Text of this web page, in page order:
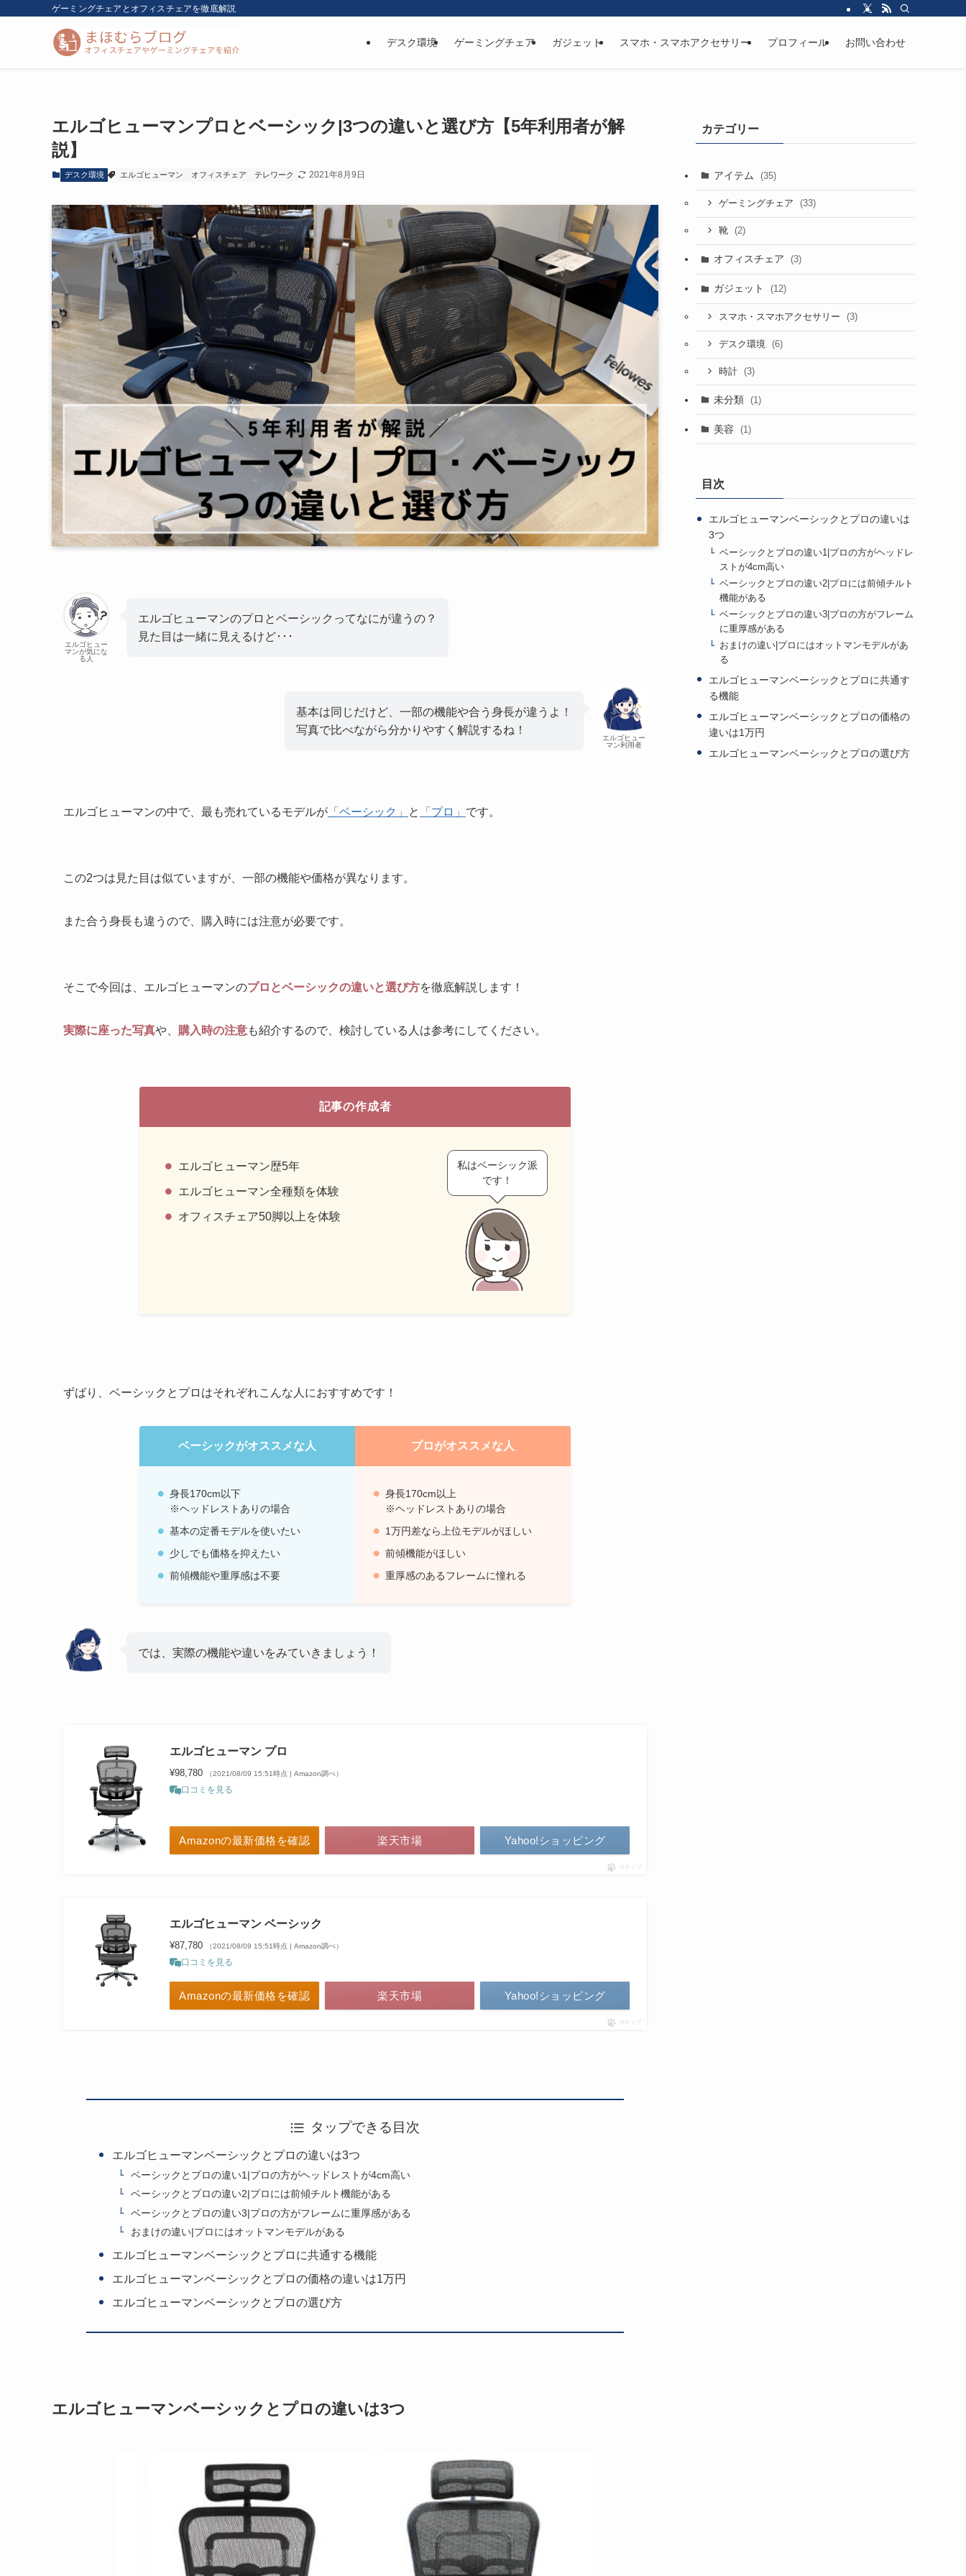
ゲーミングチェアとオフィスチェアを徹底解説
デスク環境 ゲーミングチェア ガジェット スマホ・スマホアクセサリー プロフィール お問い合わせ
エルゴヒューマンプロとベーシック|3つの違いと選び方【5年利用者が解
説】
デスク環境 エルゴヒューマン オフィスチェア テレワーク 2021年8月9日
エルゴヒュー
マンが気にな
る人
エルゴヒューマンのプロとベーシックってなにが違うの？
見た目は一緒に見えるけど･･･
エルゴヒュー
マン利用者
基本は同じだけど、一部の機能や合う身長が違うよ！
写真で比べながら分かりやすく解説するね！
エルゴヒューマンの中で、最も売れているモデルが 「ベーシック」 と 「プロ」 です。
この2つは見た目は似ていますが、一部の機能や価格が異なります。
また合う身長も違うので、購入時には注意が必要です。
そこで今回は、エルゴヒューマンのプロとベーシックの違いと選び方を徹底解説します！
実際に座った写真や、 購入時の注意も紹介するので、検討している人は参考にしてください。
記事の作成者
エルゴヒューマン歴5年
エルゴヒューマン全種類を体験
オフィスチェア50脚以上を体験
私はベーシック派
です！
ずばり、ベーシックとプロはそれぞれこんな人におすすめです！
ベーシックがオススメな人 プロがオススメな人
身長170cm以下
※ヘッドレストありの場合
基本の定番モデルを使いたい
少しでも価格を抑えたい
前傾機能や重厚感は不要
身長170cm以上
※ヘッドレストありの場合
1万円差なら上位モデルがほしい
前傾機能がほしい
重厚感のあるフレームに憧れる
では、実際の機能や違いをみていきましょう！
エルゴヒューマン プロ
¥98,780 （2021/08/09 15:51時点 | Amazon調べ）
口コミを見る
Amazonの最新価格を確認 楽天市場 Yahoo!ショッピング
ポチップ
エルゴヒューマン ベーシック
¥87,780 （2021/08/09 15:51時点 | Amazon調べ）
口コミを見る
Amazonの最新価格を確認 楽天市場 Yahoo!ショッピング
ポチップ
タップできる目次
エルゴヒューマンベーシックとプロの違いは3つ
ベーシックとプロの違い1|プロの方がヘッドレストが4cm高い
ベーシックとプロの違い2|プロには前傾チルト機能がある
ベーシックとプロの違い3|プロの方がフレームに重厚感がある
おまけの違い|プロにはオットマンモデルがある
エルゴヒューマンベーシックとプロに共通する機能
エルゴヒューマンベーシックとプロの価格の違いは1万円
エルゴヒューマンベーシックとプロの選び方
エルゴヒューマンベーシックとプロの違いは3つ
カテゴリー
アイテム (35)
ゲーミングチェア (33)
靴 (2)
オフィスチェア (3)
ガジェット (12)
スマホ・スマホアクセサリー (3)
デスク環境 (6)
時計 (3)
未分類 (1)
美容 (1)
目次
エルゴヒューマンベーシックとプロの違いは
3つ
ベーシックとプロの違い1|プロの方がヘッドレ
ストが4cm高い
ベーシックとプロの違い2|プロには前傾チルト
機能がある
ベーシックとプロの違い3|プロの方がフレーム
に重厚感がある
おまけの違い|プロにはオットマンモデルがあ
る
エルゴヒューマンベーシックとプロに共通す
る機能
エルゴヒューマンベーシックとプロの価格の
違いは1万円
エルゴヒューマンベーシックとプロの選び方